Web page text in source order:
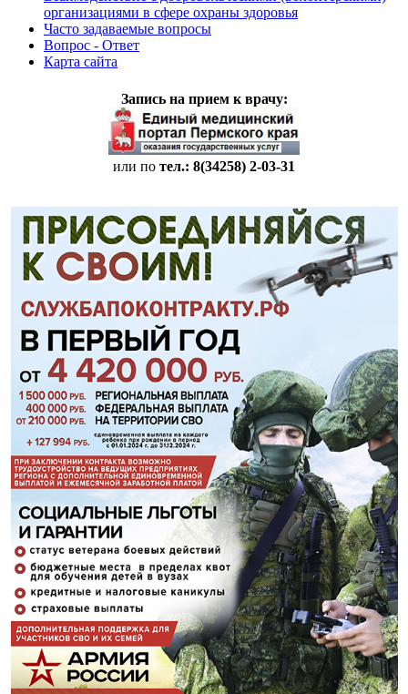
организациями в сфере охраны здоровья
Часто задаваемые вопросы
Вопрос - Ответ
Карта сайта
Запись на прием к врачу:
или по тел.: 8(34258) 2-03-31